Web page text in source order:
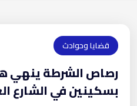
قضايا وحوادث
رصاص الشرطة ينهي
بسكينين في الشارع